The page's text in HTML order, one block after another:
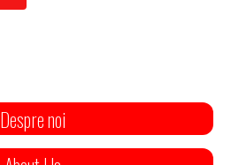
Despre noi